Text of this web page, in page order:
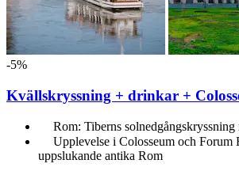
-5%
Kvällskryssning + drinkar +
Rom: Tiberns
Upplevelse i Colosseum och Forum
uppslukande antika Rom